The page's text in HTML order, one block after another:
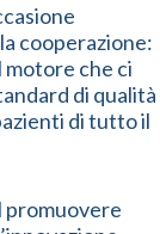
cooperazione:
che ci
di qualità
di tutto il
promuovere